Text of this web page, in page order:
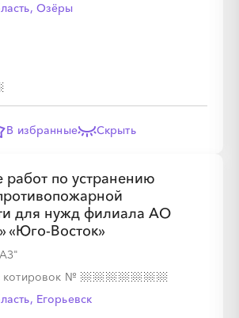
Озёры
В избранные Скрыть
по устранению
для нужд филиала АО
«Юго-Восток»
№
Егорьевск